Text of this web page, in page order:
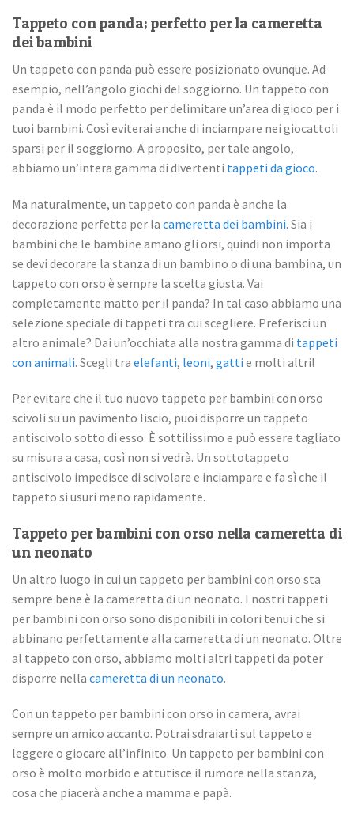
Tappeto con panda; perfetto per la cameretta
dei bambini
Un tappeto con panda può essere posizionato ovunque. Ad
esempio, nell’angolo giochi del soggiorno. Un tappeto con
panda è il modo perfetto per delimitare un’area di gioco per i
tuoi bambini. Così eviterai anche di inciampare nei giocattoli
sparsi per il soggiorno. A proposito, per tale angolo,
abbiamo un’intera gamma di divertenti tappeti da gioco.
Ma naturalmente, un tappeto con panda è anche la
decorazione perfetta per la cameretta dei bambini. Sia i
bambini che le bambine amano gli orsi, quindi non importa
se devi decorare la stanza di un bambino o di una bambina, un
tappeto con orso è sempre la scelta giusta. Vai
completamente matto per il panda? In tal caso abbiamo una
selezione speciale di tappeti tra cui scegliere. Preferisci un
altro animale? Dai un’occhiata alla nostra gamma di tappeti
con animali. Scegli tra elefanti, leoni, gatti e molti altri!
Per evitare che il tuo nuovo tappeto per bambini con orso
scivoli su un pavimento liscio, puoi disporre un tappeto
antiscivolo sotto di esso. È sottilissimo e può essere tagliato
su misura a casa, così non si vedrà. Un sottotappeto
antiscivolo impedisce di scivolare e inciampare e fa sì che il
tappeto si usuri meno rapidamente.
Tappeto per bambini con orso nella cameretta di
un neonato
Un altro luogo in cui un tappeto per bambini con orso sta
sempre bene è la cameretta di un neonato. I nostri tappeti
per bambini con orso sono disponibili in colori tenui che si
abbinano perfettamente alla cameretta di un neonato. Oltre
al tappeto con orso, abbiamo molti altri tappeti da poter
disporre nella cameretta di un neonato.
Con un tappeto per bambini con orso in camera, avrai
sempre un amico accanto. Potrai sdraiarti sul tappeto e
leggere o giocare all’infinito. Un tappeto per bambini con
orso è molto morbido e attutisce il rumore nella stanza,
cosa che piacerà anche a mamma e papà.